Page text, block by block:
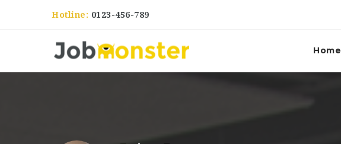
Hotline: 0123-456-789
Home